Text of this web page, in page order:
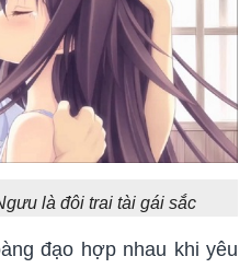
là đôi trai tài gái sắc
đạo hợp nhau khi yêu